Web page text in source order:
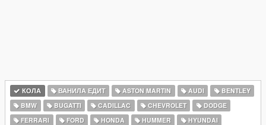
КОЛА ВАНИЛА ЕДИТ ASTON MARTIN AUDI
BENTLEY
BMW
BUGATTI CADILLAC CHEVROLET
DODGE
FERRARI
FORD HONDA HUMMER
HYUNDAI